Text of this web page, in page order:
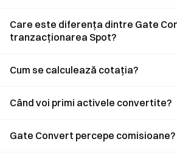
Care este diferența dintre Gate
tranzacționarea Spot?
Cum se calculează cotația?
Când voi primi activele convertite?
Gate Convert percepe comisioane?